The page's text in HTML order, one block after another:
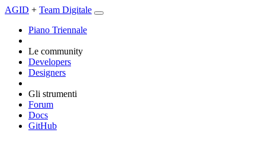
AGID + Team Digitale
Piano Triennale
Le community
Developers
Designers
Gli strumenti
Forum
Docs
GitHub